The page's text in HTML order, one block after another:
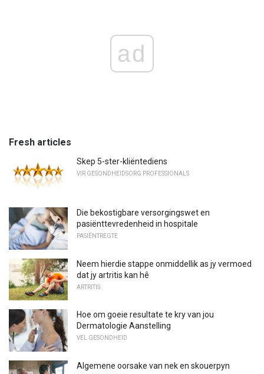
ad
Fresh articles
Skep 5-ster-kliëntediens
VIR GESONDHEIDSORG PROFESSIONALS
Die bekostigbare versorgingswet en
pasiënttevredenheid in hospitale
PASIËNTREGTE
Neem hierdie stappe onmiddellik as jy vermoed
dat jy artritis kan hê
ARTRITIS
Hoe om goeie resultate te kry van jou
Dermatologie Aanstelling
VEL GESONDHEID
Algemene oorsake van nek en skouerpyn